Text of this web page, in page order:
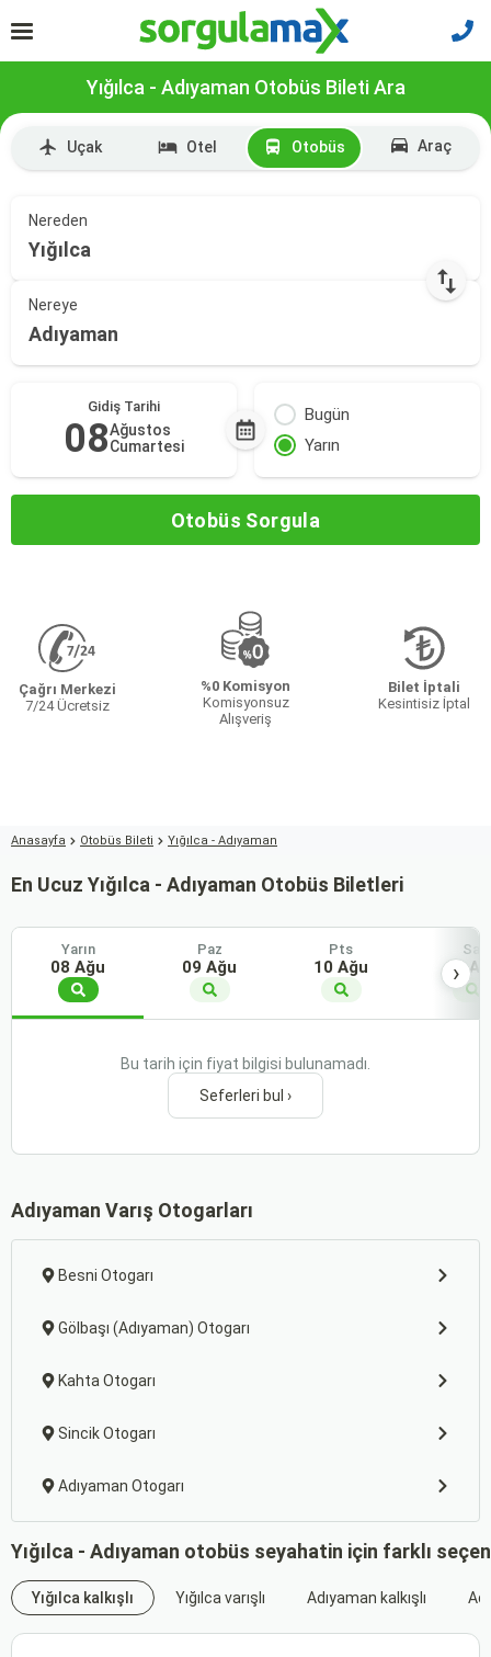
Yığılca - Adıyaman Otobüs Bileti Ara
Uçak Otel Otobüs Araç
Nereden
Yığılca
Nereye
Adıyaman
Gidiş Tarihi
08Ağustos
Cumartesi
Bugün
Yarın
Otobüs Sorgula
Çağrı Merkezi
7/24 Ücretsiz
%0 Komisyon
Komisyonsuz
Alışveriş
Bilet İptali
Kesintisiz İptal
Anasayfa Otobüs Bileti Yığılca - Adıyaman
En Ucuz Yığılca - Adıyaman Otobüs Biletleri
Yarın
08 Ağu
Paz
09 Ağu
Pts
10 Ağu
Sal
11
›
Bu tarih için fiyat bilgisi bulunamadı.
Seferleri bul ›
Adıyaman Varış Otogarları
Besni Otogarı
Gölbaşı (Adıyaman) Otogarı
Kahta Otogarı
Sincik Otogarı
Adıyaman Otogarı
Yığılca - Adıyaman otobüs seyahatin için farklı
Yığılca kalkışlı Yığılca varışlı Adıyaman kalkışlı